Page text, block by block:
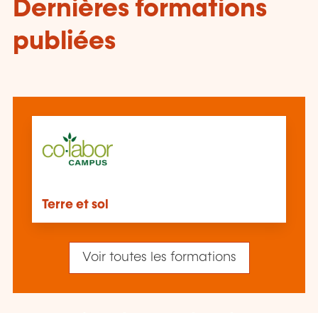
Dernières formations
publiées
Terre et sol
Voir toutes les formations